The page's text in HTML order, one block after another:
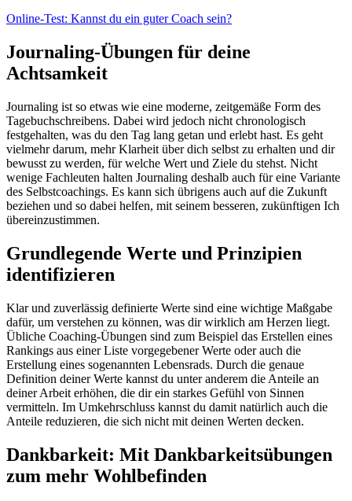
Online-Test: Kannst du ein guter Coach sein?
Journaling-Übungen für deine
Achtsamkeit
Journaling ist so etwas wie eine moderne, zeitgemäße Form des
Tagebuchschreibens. Dabei wird jedoch nicht chronologisch
festgehalten, was du den Tag lang getan und erlebt hast. Es geht
vielmehr darum, mehr Klarheit über dich selbst zu erhalten und dir
bewusst zu werden, für welche Wert und Ziele du stehst. Nicht
wenige Fachleuten halten Journaling deshalb auch für eine Variante
des Selbstcoachings. Es kann sich übrigens auch auf die Zukunft
beziehen und so dabei helfen, mit seinem besseren, zukünftigen Ich
übereinzustimmen.
Grundlegende Werte und Prinzipien
identifizieren
Klar und zuverlässig definierte Werte sind eine wichtige Maßgabe
dafür, um verstehen zu können, was dir wirklich am Herzen liegt.
Übliche Coaching-Übungen sind zum Beispiel das Erstellen eines
Rankings aus einer Liste vorgegebener Werte oder auch die
Erstellung eines sogenannten Lebensrads. Durch die genaue
Definition deiner Werte kannst du unter anderem die Anteile an
deiner Arbeit erhöhen, die dir ein starkes Gefühl von Sinnen
vermitteln. Im Umkehrschluss kannst du damit natürlich auch die
Anteile reduzieren, die sich nicht mit deinen Werten decken.
Dankbarkeit: Mit Dankbarkeitsübungen
zum mehr Wohlbefinden